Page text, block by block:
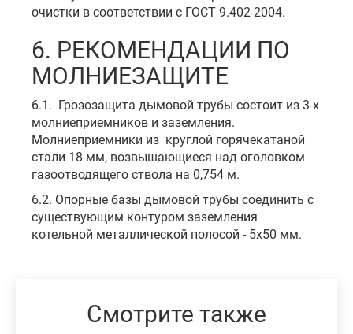
очистки в соответствии с ГОСТ 9.402-2004.
6. РЕКОМЕНДАЦИИ ПО
МОЛНИЕЗАЩИТЕ
6.1. Грозозащита дымовой трубы состоит из 3-х
молниеприемников и заземления.
Молниеприемники из круглой горячекатаной
стали 18 мм, возвышающиеся над оголовком
газоотводящего ствола на 0,754 м.
6.2. Опорные базы дымовой трубы соединить с
существующим контуром заземления
котельной металлической полосой - 5х50 мм.
Смотрите также